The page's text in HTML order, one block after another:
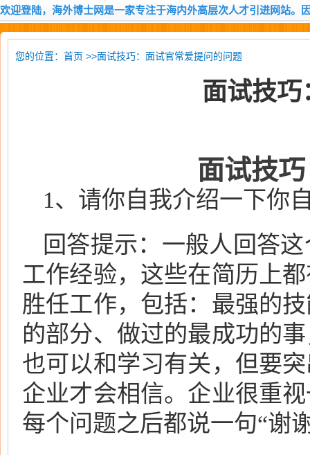
欢迎登陆，海外博士网是一家专注于海内外高层次人才引进网站。
您的位置： 首页 >>面试技巧：面试官常爱提问的问题
面试技
面试技
1、请你自我介绍一下你
回答提示：一般人回答
工作经验，这些在简历上
胜任工作，包括：最强的
的部分、做过的最成功的
也可以和学习有关，但要
企业才会相信。企业很重
每个问题之后都说一句“谢